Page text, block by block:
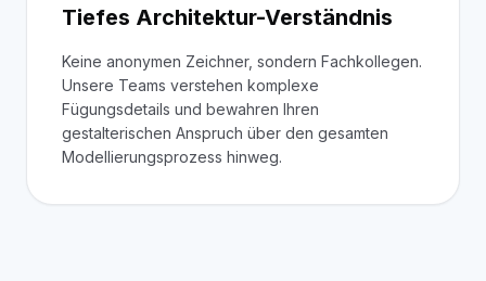
Tiefes Architektur-Verständnis
Keine anonymen Zeichner, sondern Fachkollegen.
Unsere Teams verstehen komplexe
Fügungsdetails und bewahren Ihren
gestalterischen Anspruch über den gesamten
Modellierungsprozess hinweg.